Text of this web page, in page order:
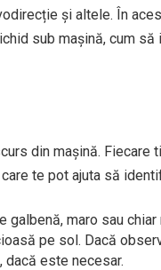
și altele. În
sub mașină, cum
din mașină. Fiecare
te pot ajuta să
maro sau
pe sol. Dacă
este necesar.